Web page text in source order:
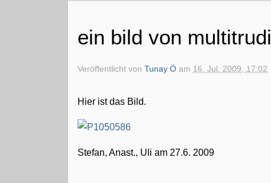
ein bild von multitrudi
Veröffentlicht vonTunay Ö am 16. Jul. 2009, 17:02
Hier ist das Bild.
Stefan, Anast., Uli am 27.6. 2009